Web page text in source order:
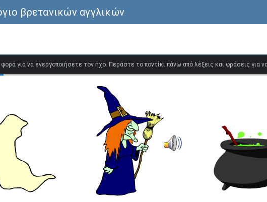
βρετανικών αγγλικών
φορά για να ενεργοποιήσετε τον ήχο. Περάστε το ποντίκι πάνω από λέξεις και φράσεις για